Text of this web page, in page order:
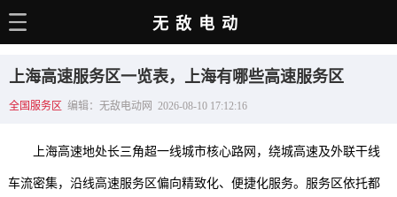
电动百科
无敌电动
上海高速服务区一览表，上海有哪些高速服务区
全国服务区 编辑：无敌电动网 2026-08-10 17:12:16
上海高速地处长三角超一线城市核心路网，绕城高速及外联干线
车流密集，沿线高速服务区偏向精致化、便捷化服务。服务区依托都